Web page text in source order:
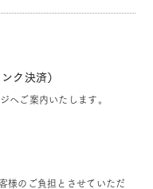
ク決済）
へご案内いたします。
様のご負担とさせていただ